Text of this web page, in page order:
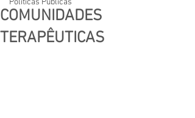
Políticas Publicas
COMUNIDADES
TERAPÊUTICAS